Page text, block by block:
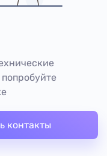
контакты